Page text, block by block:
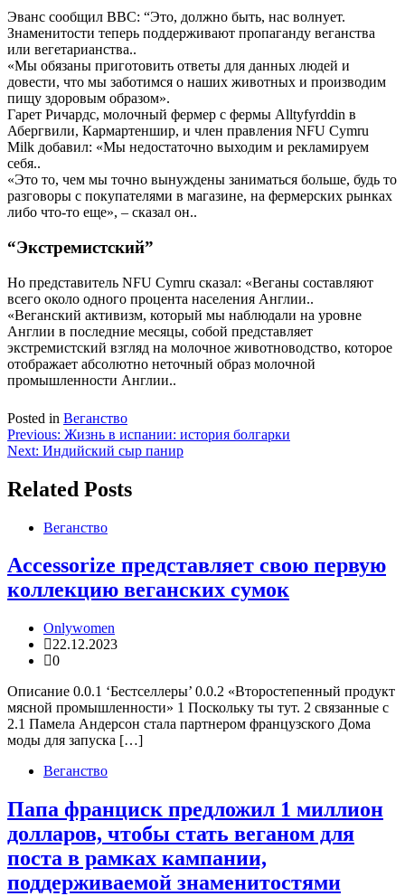
Эванс сообщил BBC: “Это, должно быть, нас волнует.
Знаменитости теперь поддерживают пропаганду веганства
или вегетарианства..
«Мы обязаны приготовить ответы для данных людей и
довести, что мы заботимся о наших животных и производим
пищу здоровым образом».
Гарет Ричардс, молочный фермер с фермы Alltyfyrddin в
Абергвили, Кармартеншир, и член правления NFU Cymru
Milk добавил: «Мы недостаточно выходим и рекламируем
себя..
«Это то, чем мы точно вынуждены заниматься больше, будь то
разговоры с покупателями в магазине, на фермерских рынках
либо что-то еще», – сказал он..
“Экстремистский”
Но представитель NFU Cymru сказал: «Веганы составляют
всего около одного процента населения Англии..
«Веганский активизм, который мы наблюдали на уровне
Англии в последние месяцы, собой представляет
экстремистский взгляд на молочное животноводство, которое
отображает абсолютно неточный образ молочной
промышленности Англии..
Posted in Веганство
Навигация
по
записям
Previous: Жизнь в испании: история болгарки
Next: Индийский сыр панир
Related Posts
Веганство
Accessorize представляет свою первую
коллекцию веганских сумок
Onlywomen
22.12.2023
0
Описание 0.0.1 ‘Бестселлеры’ 0.0.2 «Второстепенный продукт
мясной промышленности» 1 Поскольку ты тут. 2 связанные с
2.1 Памела Андерсон стала партнером французского Дома
моды для запуска […]
Веганство
Папа франциск предложил 1 миллион
долларов, чтобы стать веганом для
поста в рамках кампании,
поддерживаемой знаменитостями